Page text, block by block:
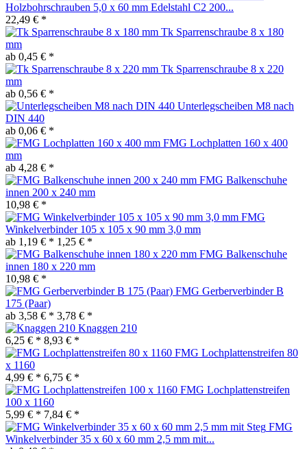
Holzbohrschrauben 5,0 x 60 mm Edelstahl C2 200...
22,49 € *
Tk Sparrenschraube 8 x 180
mm
ab 0,45 € *
Tk Sparrenschraube 8 x 220
mm
ab 0,56 € *
Unterlegscheiben M8 nach
DIN 440
ab 0,06 € *
FMG Lochplatten 160 x 400
mm
ab 4,28 € *
FMG Balkenschuhe
innen 200 x 240 mm
10,98 € *
FMG
Winkelverbinder 105 x 105 x 90 mm 3,0 mm
ab 1,19 € * 1,25 € *
FMG Balkenschuhe
innen 180 x 220 mm
10,98 € *
FMG Gerberverbinder B
175 (Paar)
ab 3,58 € * 3,78 € *
Knaggen 210
6,25 € * 8,93 € *
FMG Lochplattenstreifen 80
x 1160
4,99 € * 6,75 € *
FMG Lochplattenstreifen
100 x 1160
5,99 € * 7,84 € *
FMG
Winkelverbinder 35 x 60 x 60 mm 2,5 mm mit...